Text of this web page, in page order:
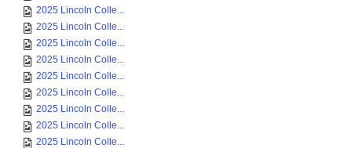
2025 Lincoln Colle...
2025 Lincoln Colle...
2025 Lincoln Colle...
2025 Lincoln Colle...
2025 Lincoln Colle...
2025 Lincoln Colle...
2025 Lincoln Colle...
2025 Lincoln Colle...
2025 Lincoln Colle...